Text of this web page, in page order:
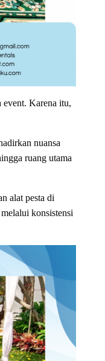
event. Karena itu,
nuansa
ruang utama
alat pesta di
konsistensi